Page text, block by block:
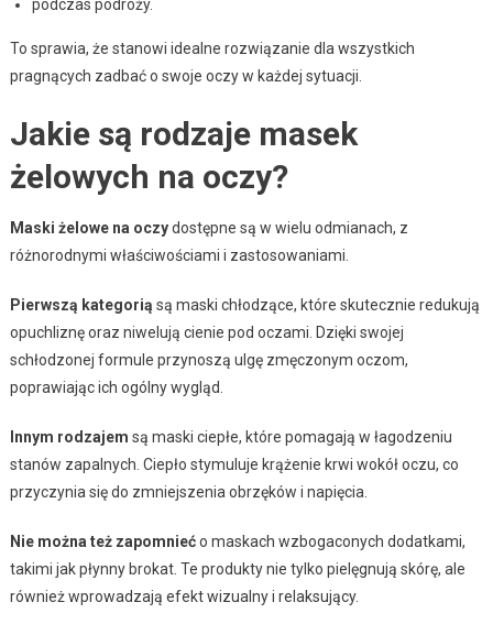
podczas podróży.
To sprawia, że stanowi idealne rozwiązanie dla wszystkich
pragnących zadbać o swoje oczy w każdej sytuacji.
Jakie są rodzaje masek
żelowych na oczy?
Maski żelowe na oczydostępne są w wielu odmianach, z
różnorodnymi właściwościami i zastosowaniami.
Pierwszą kategorią są maski chłodzące, które skutecznie redukują
opuchliznę oraz niwelują cienie pod oczami. Dzięki swojej
schłodzonej formule przynoszą ulgę zmęczonym oczom,
poprawiając ich ogólny wygląd.
Innym rodzajem są maski ciepłe, które pomagają w łagodzeniu
stanów zapalnych. Ciepło stymuluje krążenie krwi wokół oczu, co
przyczynia się do zmniejszenia obrzęków i napięcia.
Nie można też zapomniećo maskach wzbogaconych dodatkami,
takimi jak płynny brokat. Te produkty nie tylko pielęgnują skórę, ale
również wprowadzają efekt wizualny i relaksujący.